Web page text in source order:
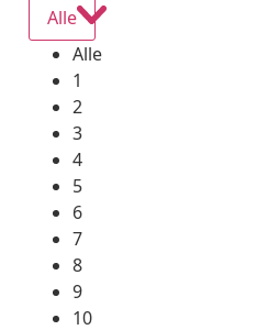
Alle
Alle
1
2
3
4
5
6
7
8
9
10